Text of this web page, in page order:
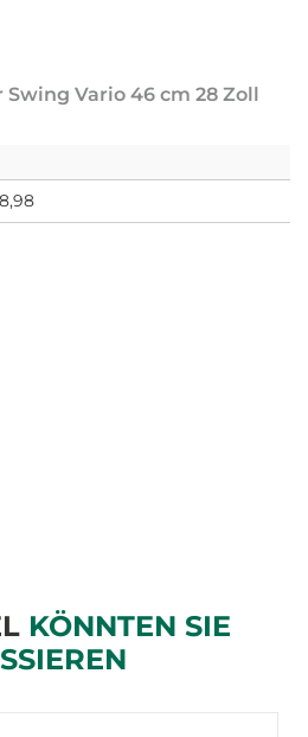
Vario 46 cm 28 Zoll
KÖNNTEN SIE